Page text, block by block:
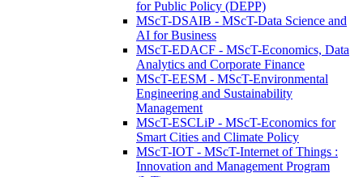
for Public Policy (DEPP)
MScT-DSAIB - MScT-Data Science and
AI for Business
MScT-EDACF - MScT-Economics, Data
Analytics and Corporate Finance
MScT-EESM - MScT-Environmental
Engineering and Sustainability
Management
MScT-ESCLiP - MScT-Economics for
Smart Cities and Climate Policy
MScT-IOT - MScT-Internet of Things :
Innovation and Management Program